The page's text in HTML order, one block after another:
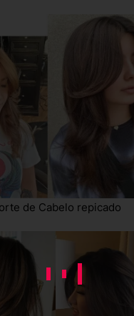
de Cabelo repicado